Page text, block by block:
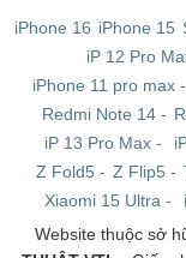
iPhone 16 iPhone 15
iP 12 Pro
iPhone 11 pro max-
Redmi Note 14 -
iP 13 Pro Max -
Z Fold5 - Z Flip5 -
Xiaomi 15 Ultra -
Website thuộc sở